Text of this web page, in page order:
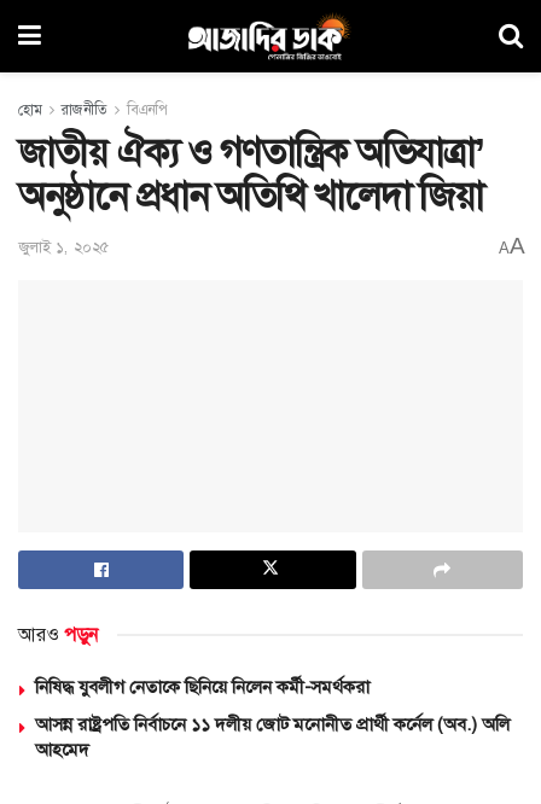
হোম রাজনীতি বিএনপি
জাতীয় ঐক্য ও গণতান্ত্রিক অভিযাত্রা’
অনুষ্ঠানে প্রধান অতিথি খালেদা জিয়া
জুলাই ১, ২০২৫ AA
আরও পড়ুন
নিষিদ্ধ যুবলীগ নেতাকে ছিনিয়ে নিলেন কর্মী-সমর্থকরা
আসন্ন রাষ্ট্রপতি নির্বাচনে ১১ দলীয় জোট মনোনীত প্রার্থী কর্নেল (অব.) অলি
আহমেদ